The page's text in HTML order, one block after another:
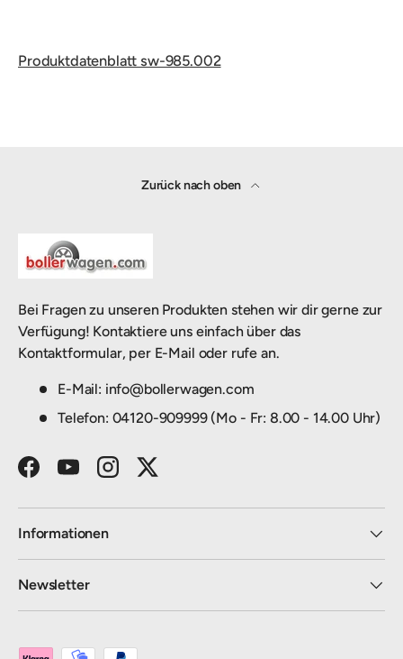
Produktdatenblatt sw-985.002
Zurück nach oben
Bei Fragen zu unseren Produkten stehen wir dir gerne zur
Verfügung! Kontaktiere uns einfach über das
Kontaktformular, per E-Mail oder rufe an.
E-Mail: info@bollerwagen.com
Telefon: 04120-909999 (Mo - Fr: 8.00 - 14.00 Uhr)
FacebookYouTubeInstagramTwitter
Informationen
Newsletter